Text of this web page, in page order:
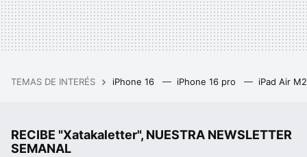
TEMAS DE INTERÉS iPhone 16 iPhone 16 pro iPad Air
RECIBE "Xatakaletter", NUESTRA NEWSLETTER
SEMANAL